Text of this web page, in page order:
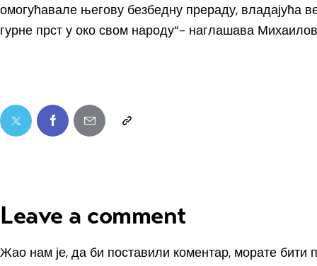
омогућавале његову безбедну прераду, владајућа
гурне прст у око свом народу“- наглашава
Leave a comment
Жао нам је, да би поставили коментар, морате бити